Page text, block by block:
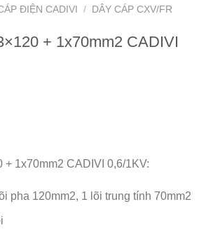
ĐIỆN CADIVI /
DÂY CÁP CXV/FR
+ 1x70mm2 CADIVI
+ 1x70mm2 CADIVI 0,6/1KV:
pha 120mm2, 1 lõi trung tính 70mm2